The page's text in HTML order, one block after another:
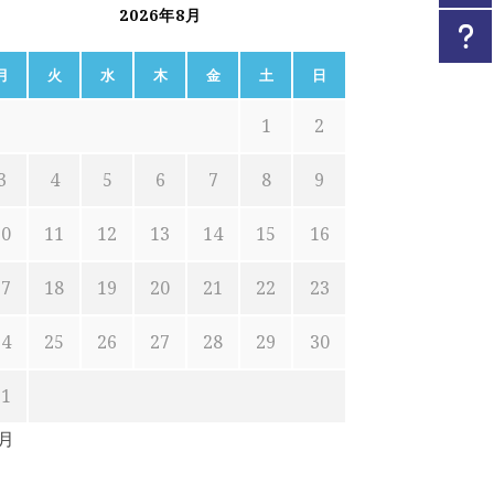
2026年8月
火 水 木 金 土 日
1 2
4 5 6 7 8 9
11 12 13 14 15 16
18 19 20 21 22 23
25 26 27 28 29 30